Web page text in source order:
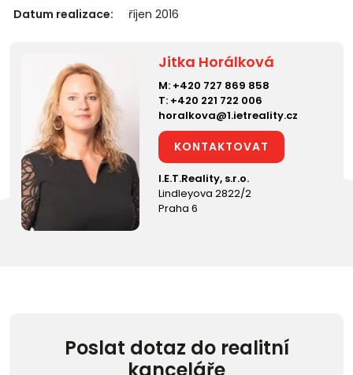
Datum realizace: říjen 2016
Jitka Horálková
M: +420 727 869 858
T: +420 221 722 006
horalkova@1.ietreality.cz
KONTAKTOVAT
I.E.T.Reality, s.r.o.
Lindleyova 2822/2
Praha 6
Poslat dotaz do realitní